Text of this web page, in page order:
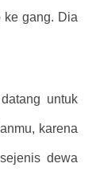
ke gang. Dia
untuk
karena
dewa